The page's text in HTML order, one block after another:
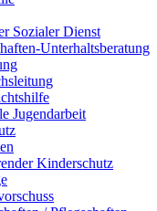
Sozialer Dienst
Unterhaltsberatung
Jugendarbeit
Kinderschutz